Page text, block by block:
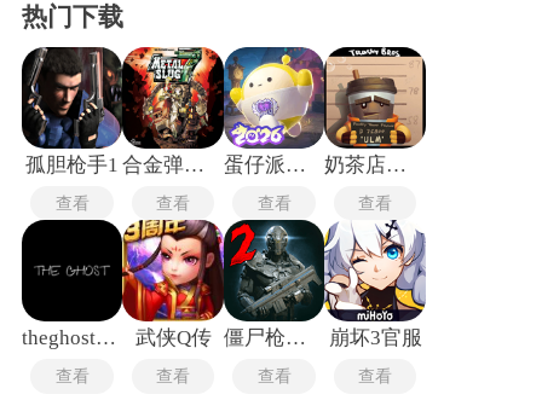
热门下载
孤胆枪手1
查看
合金弹头7手机版
查看
蛋仔派对官服
查看
奶茶店模拟器
查看
theghost联机版
查看
武侠Q传
查看
僵尸枪手2中文版
查看
崩坏3官服
查看